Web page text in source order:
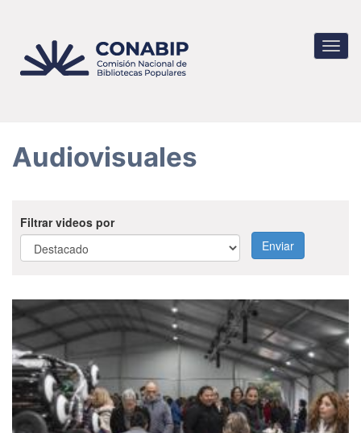
contenido
principal
Audiovisuales
Filtrar videos por
Enviar